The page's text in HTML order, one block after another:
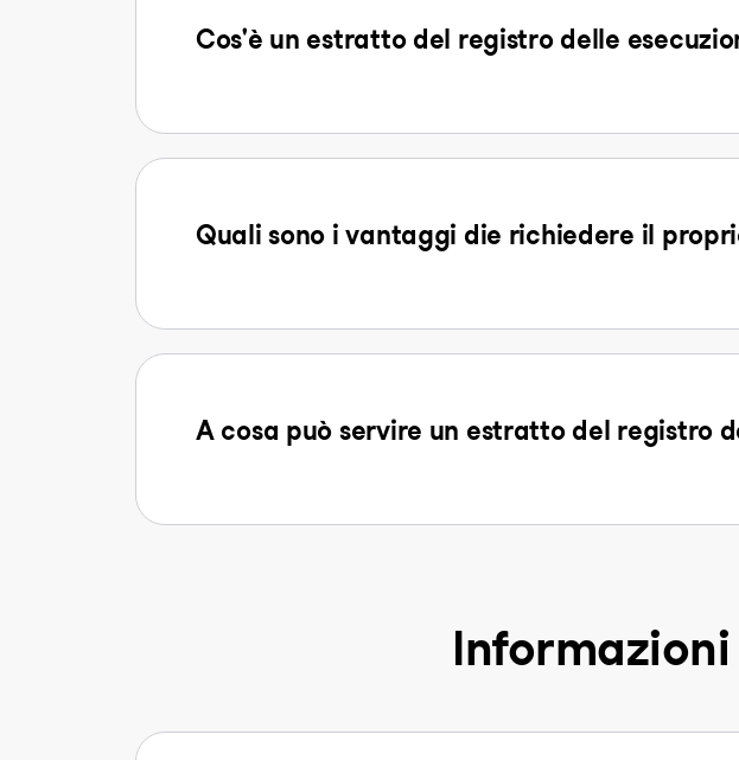
Cos'è un estratto del registro delle
Quali sono i vantaggi die richiedere il
A cosa può servire un estratto del registro